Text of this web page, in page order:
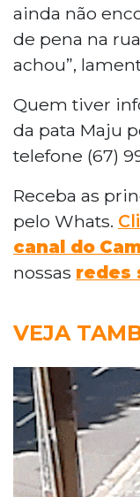
ainda não
de pena na
achou”,
Quem tiver
da pata Maju
telefone (67)
Receba as
pelo Whats.
canal do
nossas redes
VEJA